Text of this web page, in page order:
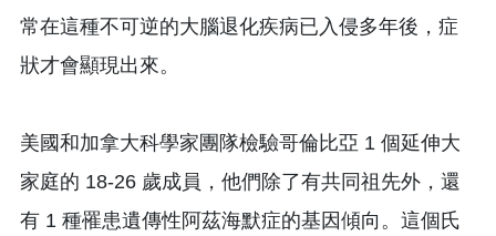
常在這種不可逆的大腦退化疾病已入侵多年後，症
狀才會顯現出來。
美國和加拿大科學家團隊檢驗哥倫比亞 1 個延伸大
家庭的 18-26 歲成員，他們除了有共同祖先外，還
有 1 種罹患遺傳性阿茲海默症的基因傾向。這個氏